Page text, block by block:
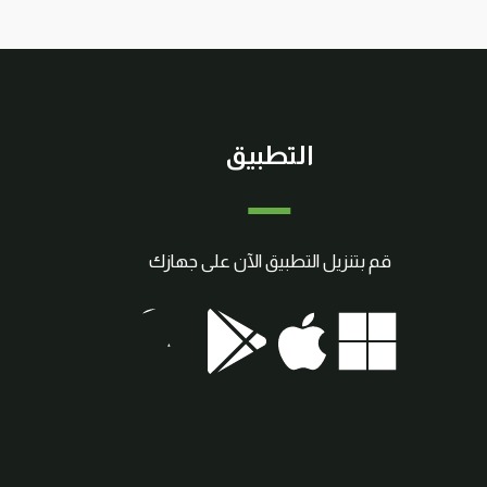
التطبيق
قم بتنزيل التطبيق الآن على جهازك